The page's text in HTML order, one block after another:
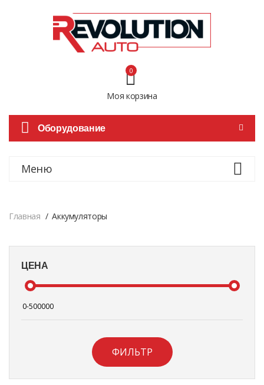
Моя корзина
0
Оборудование
Меню
Главная Аккумуляторы
ЦЕНА
ФИЛЬТР